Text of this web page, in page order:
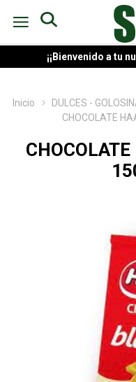
¡¡Bienvenido a tu
Inicio DULCES -
CHOCOLATE